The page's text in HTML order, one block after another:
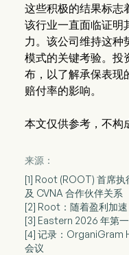
这些积极的结果标志
该行业一直面临证明
力。该公司维持这种
模式的关键考验。投
布，以了解承保表现
赔付率的影响。
本文仅供参考，不构
来源：
[1] Root (ROOT) 首席
及 CVNA 合作伙伴关系
[2] Root：随着盈利加
[3] Eastern 2026 年第
[4] 记录：OrganiGram
会议